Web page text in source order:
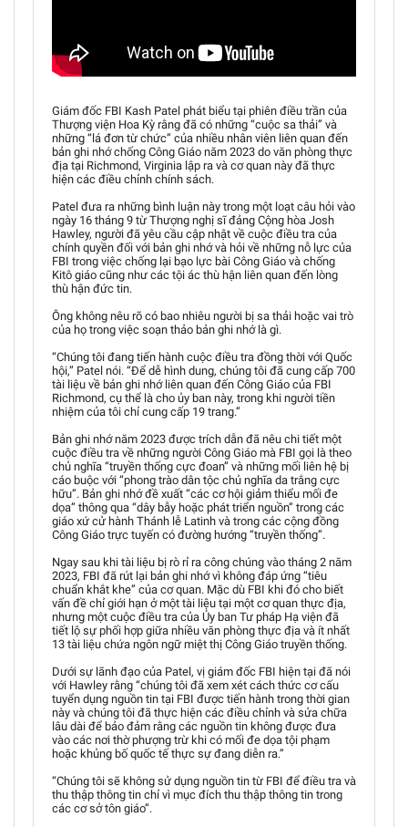
Giám đốc FBI Kash Patel phát biểu tại phiên điều trần của
Thượng viện Hoa Kỳ rằng đã có những “cuộc sa thải” và
những “lá đơn từ chức” của nhiều nhân viên liên quan đến
bản ghi nhớ chống Công Giáo năm 2023 do văn phòng thực
địa tại Richmond, Virginia lập ra và cơ quan này đã thực
hiện các điều chỉnh chính sách.
Patel đưa ra những bình luận này trong một loạt câu hỏi vào
ngày 16 tháng 9 từ Thượng nghị sĩ đảng Cộng hòa Josh
Hawley, người đã yêu cầu cập nhật về cuộc điều tra của
chính quyền đối với bản ghi nhớ và hỏi về những nỗ lực của
FBI trong việc chống lại bạo lực bài Công Giáo và chống
Kitô giáo cũng như các tội ác thù hận liên quan đến lòng
thù hận đức tin.
Ông không nêu rõ có bao nhiêu người bị sa thải hoặc vai trò
của họ trong việc soạn thảo bản ghi nhớ là gì.
“Chúng tôi đang tiến hành cuộc điều tra đồng thời với Quốc
hội,” Patel nói. “Để dễ hình dung, chúng tôi đã cung cấp 700
tài liệu về bản ghi nhớ liên quan đến Công Giáo của FBI
Richmond, cụ thể là cho ủy ban này, trong khi người tiền
nhiệm của tôi chỉ cung cấp 19 trang.”
Bản ghi nhớ năm 2023 được trích dẫn đã nêu chi tiết một
cuộc điều tra về những người Công Giáo mà FBI gọi là theo
chủ nghĩa “truyền thống cực đoan” và những mối liên hệ bị
cáo buộc với “phong trào dân tộc chủ nghĩa da trắng cực
hữu”. Bản ghi nhớ đề xuất “các cơ hội giảm thiểu mối đe
dọa” thông qua “dây bẫy hoặc phát triển nguồn” trong các
giáo xứ cử hành Thánh lễ Latinh và trong các cộng đồng
Công Giáo trực tuyến có đường hướng “truyền thống”.
Ngay sau khi tài liệu bị rò rỉ ra công chúng vào tháng 2 năm
2023, FBI đã rút lại bản ghi nhớ vì không đáp ứng “tiêu
chuẩn khắt khe” của cơ quan. Mặc dù FBI khi đó cho biết
vấn đề chỉ giới hạn ở một tài liệu tại một cơ quan thực địa,
nhưng một cuộc điều tra của Ủy ban Tư pháp Hạ viện đã
tiết lộ sự phối hợp giữa nhiều văn phòng thực địa và ít nhất
13 tài liệu chứa ngôn ngữ miệt thị Công Giáo truyền thống.
Dưới sự lãnh đạo của Patel, vị giám đốc FBI hiện tại đã nói
với Hawley rằng “chúng tôi đã xem xét cách thức cơ cấu
tuyển dụng nguồn tin tại FBI được tiến hành trong thời gian
này và chúng tôi đã thực hiện các điều chỉnh và sửa chữa
lâu dài để bảo đảm rằng các nguồn tin không được đưa
vào các nơi thờ phượng trừ khi có mối đe dọa tội phạm
hoặc khủng bố quốc tế thực sự đang diễn ra.”
“Chúng tôi sẽ không sử dụng nguồn tin từ FBI để điều tra và
thu thập thông tin chỉ vì mục đích thu thập thông tin trong
các cơ sở tôn giáo”.